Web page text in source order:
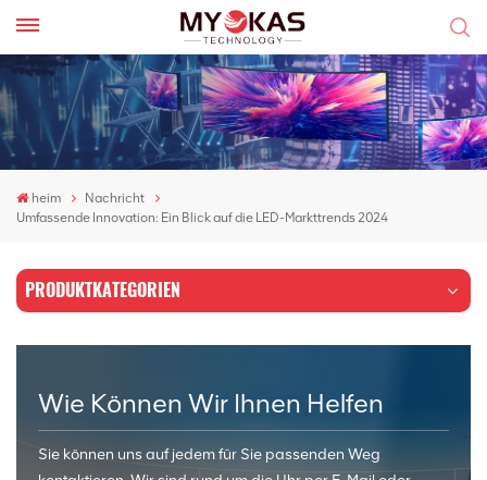
heim
Nachricht
Umfassende Innovation: Ein Blick auf die LED-Markttrends 2024
PRODUKTKATEGORIEN
Wie Können Wir Ihnen Helfen
Sie können uns auf jedem für Sie passenden Weg